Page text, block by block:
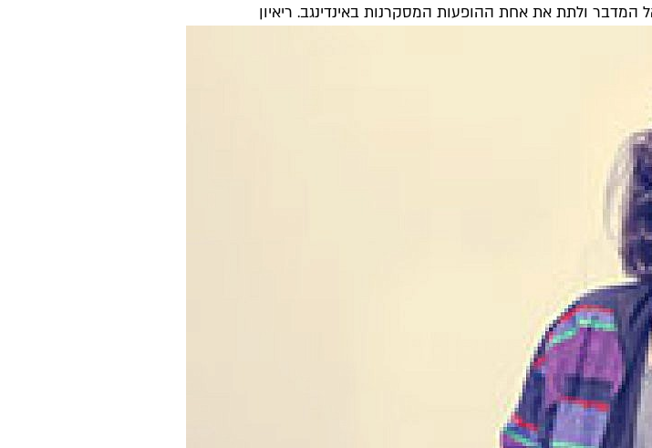
ולתת את אחת ההופעות המסקרנות באינדינגב. ריאיון